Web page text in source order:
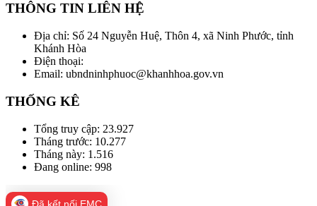
THÔNG TIN LIÊN HỆ
Địa chỉ: Số 24 Nguyễn Huệ, Thôn 4, xã Ninh Phước, tỉnh
Khánh Hòa
Điện thoại:
Email: ubndninhphuoc@khanhhoa.gov.vn
THỐNG KÊ
Tổng truy cập: 23.927
Tháng trước: 10.277
Tháng này: 1.516
Đang online: 998
Đã kết nối EMC